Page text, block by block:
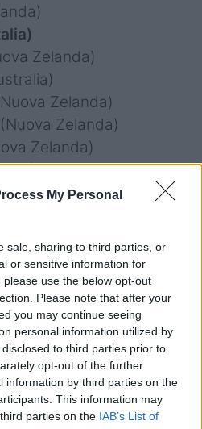
My Personal
sale, sharing to third parties, or
or sensitive information for
use the below opt-out
Please note that after your
you may continue seeing
personal information utilized by
to third parties prior to
opt-out of the further
information by third parties on the
This information may
parties on the IAB’s List of
Zelanda)
Zelanda)
Zelanda)
Zelanda)
(Sudafrica)
(Sudafrica)